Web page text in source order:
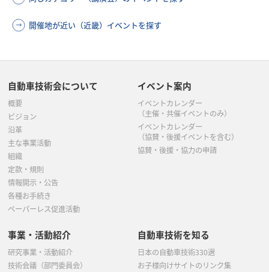
開催地が近い（近畿）イベントを探す
自動車技術会について
概要
ビジョン
沿革
主な事業活動
組織
定款・規則
情報開示・公告
各種お手続き
ペーパーレス促進活動
イベント案内
イベントカレンダー
（主催・共催イベントのみ）
イベントカレンダー
（協賛・後援イベントを含む）
協賛・後援・協力の申請
事業・活動紹介
研究事業・活動紹介
技術会議（部門委員会）
自動車技術を知る
日本の自動車技術330選
お子様向けサイトのリンク集